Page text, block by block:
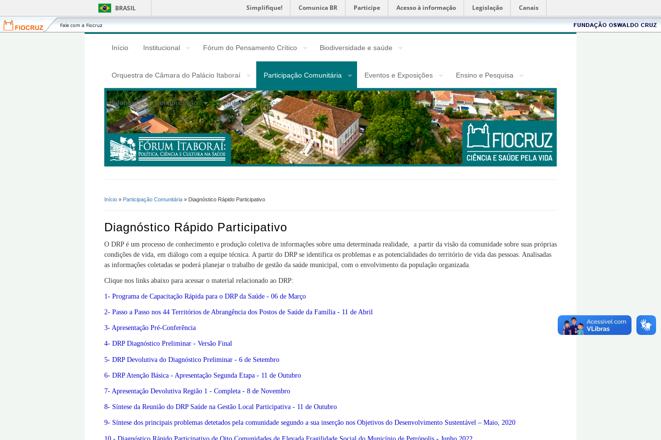
BRASIL Simplifique! Comunica BR Participe Acesso à informação Legislação Canais
Fiocruz
Fale
com
Fiocruz
Início Institucional Fórum do Pensamento Crítico Biodiversidade e saúde
Orquestra de Câmara do Palácio Itaboraí Participação Comunitária Eventos e Exposições Ensino e Pesquisa
Informação e Comunicação Contato Busca
Início » Participação Comunitária » Diagnóstico Rápido Participativo
Diagnóstico Rápido Participativo
O DRP é um processo de conhecimento e produção coletiva de informações sobre uma determinada realidade, a partir da visão da comunidade sobre suas próprias
condições de vida, em diálogo com a equipe técnica. A partir do DRP se identifica os problemas e as potencialidades do território de vida das pessoas. Analisadas
as informações coletadas se poderá planejar o trabalho de gestão da saúde municipal, com o envolvimento da população organizada.
Clique nos links abaixo para acessar o material relacionado ao DRP:
1- Programa de Capacitação Rápida para o DRP da Saúde - 06 de Março
2- Passo a Passo nos 44 Territórios de Abrangência dos Postos de Saúde da Família - 11 de Abril
3- Apresentação Pré-Conferência
4- DRP Diagnóstico Preliminar - Versão Final
5- DRP Devolutiva do Diagnóstico Preliminar - 6 de Setembro
6- DRP Atenção Básica - Apresentação Segunda Etapa - 11 de Outubro
7- Apresentação Devolutiva Região 1 - Completa - 8 de Novembro
8- Síntese da Reunião do DRP Saúde na Gestão Local Participativa - 11 de Outubro
9- Síntese dos principais problemas detetados pela comunidade segundo a sua inserção nos Objetivos do Desenvolvimento Sustentável – Maio, 2020